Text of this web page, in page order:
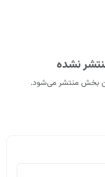
نشده
بخش منتشر می‌شود.